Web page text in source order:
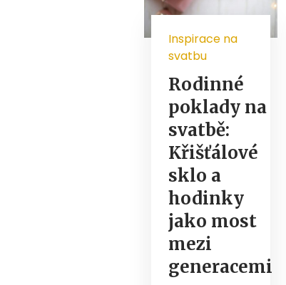
Inspirace na
svatbu
Rodinné
poklady na
svatbě:
Křišťálové
sklo a
hodinky
jako most
mezi
generacemi